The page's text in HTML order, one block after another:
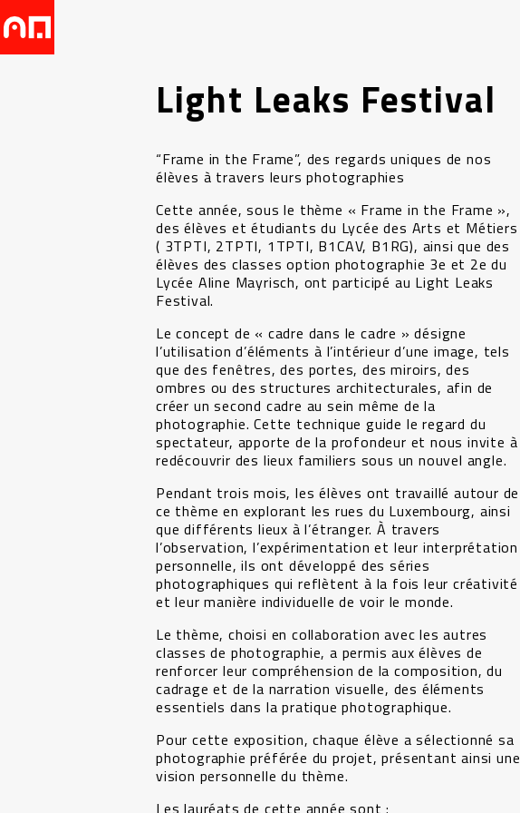
Light Leaks Festival
“Frame in the Frame”, des regards uniques de nos
élèves à travers leurs photographies
Cette année, sous le thème « Frame in the Frame »,
des élèves et étudiants du Lycée des Arts et Métiers
( 3TPTI, 2TPTI, 1TPTI, B1CAV, B1RG), ainsi que des
élèves des classes option photographie 3e et 2e du
Lycée Aline Mayrisch, ont participé au Light Leaks
Festival.
Le concept de « cadre dans le cadre » désigne
l’utilisation d’éléments à l’intérieur d’une image, tels
que des fenêtres, des portes, des miroirs, des
ombres ou des structures architecturales, afin de
créer un second cadre au sein même de la
photographie. Cette technique guide le regard du
spectateur, apporte de la profondeur et nous invite à
redécouvrir des lieux familiers sous un nouvel angle.
Pendant trois mois, les élèves ont travaillé autour de
ce thème en explorant les rues du Luxembourg, ainsi
que différents lieux à l’étranger. À travers
l’observation, l’expérimentation et leur interprétation
personnelle, ils ont développé des séries
photographiques qui reflètent à la fois leur créativité
et leur manière individuelle de voir le monde.
Le thème, choisi en collaboration avec les autres
classes de photographie, a permis aux élèves de
renforcer leur compréhension de la composition, du
cadrage et de la narration visuelle, des éléments
essentiels dans la pratique photographique.
Pour cette exposition, chaque élève a sélectionné sa
photographie préférée du projet, présentant ainsi une
vision personnelle du thème.
Les lauréats de cette année sont :